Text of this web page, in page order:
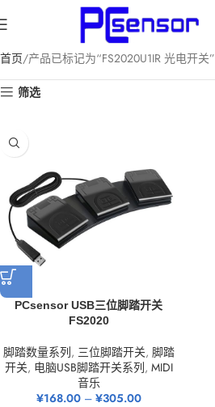
首页 产品已标记为“FS2020U1IR 光电开关”
筛选
PCsensor USB三位脚踏开关
FS2020
脚踏数量系列, 三位脚踏开关, 脚踏
开关, 电脑USB脚踏开关系列, MIDI
音乐
¥168.00– ¥305.00